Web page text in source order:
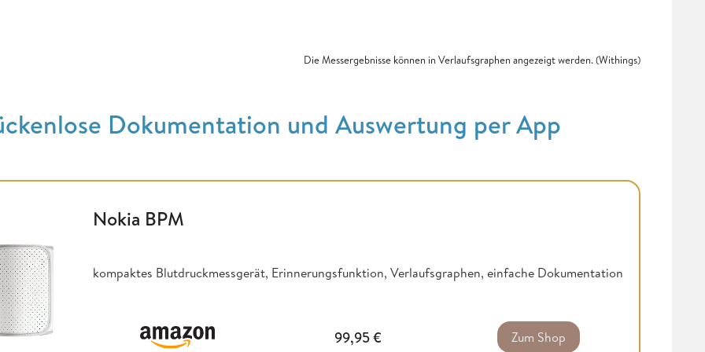
Die Messergebnisse können in Verlaufsgraphen angezeigt werden. (Withings)
Dokumentation und Auswertung per App
Nokia BPM
kompaktes Blutdruckmessgerät, Erinnerungsfunktion, Verlaufsgraphen, einfache Dokumentation
99,95€ Zum Shop